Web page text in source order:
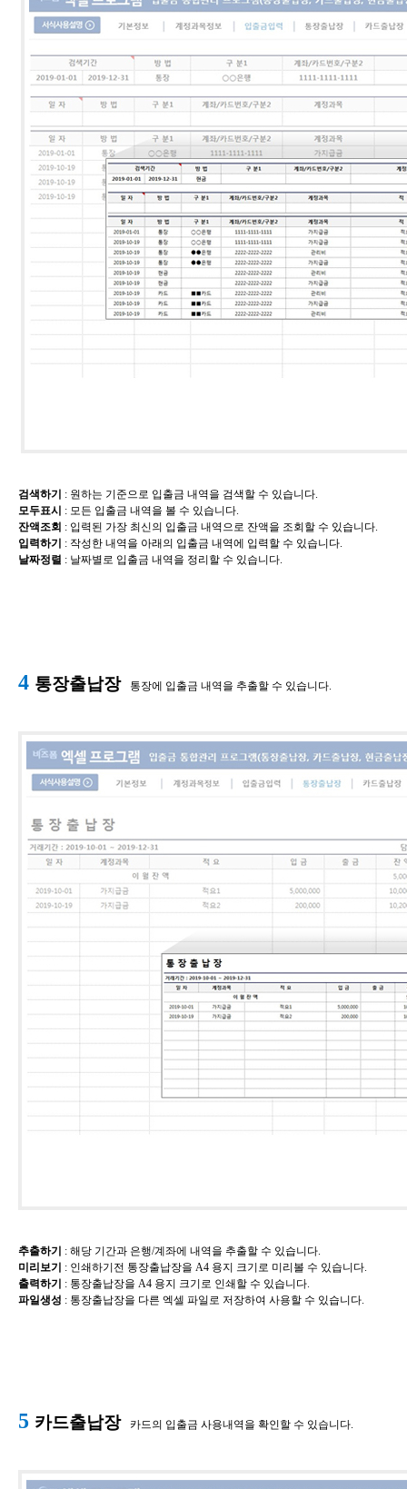
검색하기 ​: 원하는 기준으로 입출금 내역을 검색할 수 있습니다.
모두표시 ​: 모든 입출금 내역을 볼 수 있습니다.
잔액조회 ​: 입력된 가장 최신의 입출금 내역으로 잔액을 조회할 수 있습니다.
입력하기 ​: 작성한 내역을 아래의 입출금 내역에 입력할 수 있습니다.
날짜정렬 ​: 날짜별로 입출금 내역을 정리할 수 있습니다.
4 통장출납장 통장에 입출금 내역을 추출할 수 있습니다.
추출하기 ​: 해당 기간과 은행/계좌에 내역을 추출할 수 있습니다.
미리보기 ​: 인쇄하기전 통장출납장을 A4 용지 크기로 미리볼 수 있습니다.
출력하기 ​: 통장출납장을 A4 용지 크기로 인쇄할 수 있습니다.
파일생성 ​: 통장출납장을 다른 엑셀 파일로 저장하여 사용할 수 있습니다.
5 카드출납장 카드의 입출금 사용내역을 확인할 수 있습니다.